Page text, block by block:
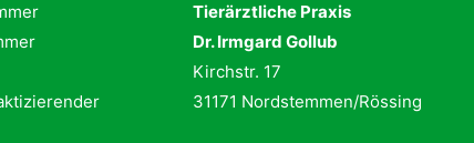
Tierärztliche Praxis
Dr. Irmgard Gollub
Kirchstr. 17
31171 Nordstemmen/Rössing